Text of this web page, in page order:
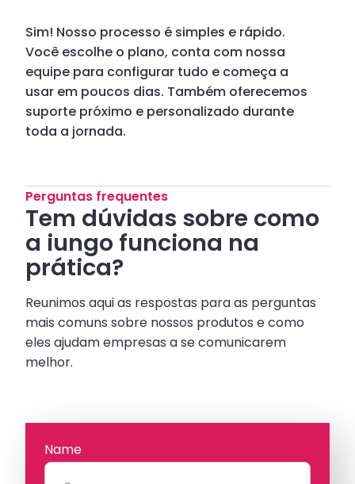
Perguntas frequentes
Tem dúvidas sobre como
a iungo funciona na
prática?
Reunimos aqui as respostas para as perguntas
mais comuns sobre nossos produtos e como
eles ajudam empresas a se comunicarem
melhor.
Sim! Nosso processo é simples e rápido.
Você escolhe o plano, conta com nossa
equipe para configurar tudo e começa a
usar em poucos dias. Também oferecemos
suporte próximo e personalizado durante
toda a jornada.
Name